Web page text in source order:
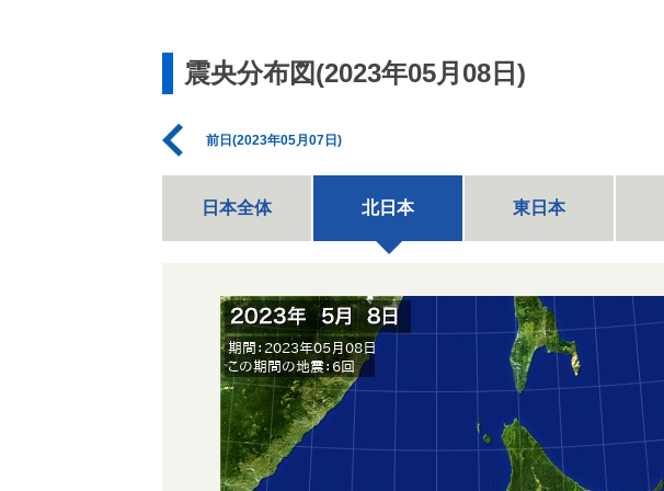
震央分布図(2023年05月08日)
前日(2023年05月07日)
日本全体 北日本 東日本